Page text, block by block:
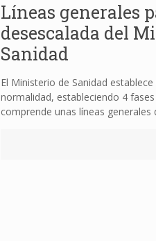
Líneas generales
desescalada del
Sanidad
El Ministerio de Sanidad
normalidad, estableciendo 4
comprende unas líneas generales